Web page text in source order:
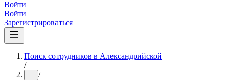
Войти
Войти
Зарегистрироваться
Поиск сотрудников в Александрийской
/
... /